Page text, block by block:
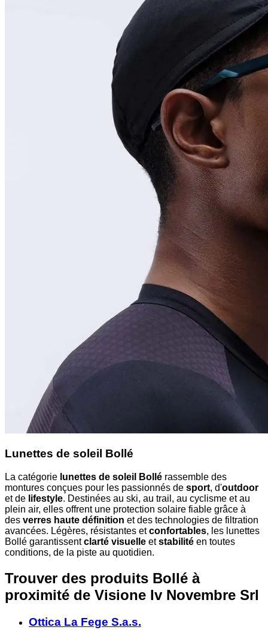
Lunettes de soleil Bollé
La catégorie lunettes de soleil Bollé rassemble des
montures conçues pour les passionnés de sport, d'outdoor
et de lifestyle. Destinées au ski, au trail, au cyclisme et au
plein air, elles offrent une protection solaire fiable grâce à
des verres haute définition et des technologies de filtration
avancées. Légères, résistantes etconfortables, les lunettes
Bollé garantissentclarté visuelle etstabilité en toutes
conditions, de la piste au quotidien.
Trouver des produits Bollé à
proximité de Visione Iv Novembre Srl
Ottica La Fege S.a.s.